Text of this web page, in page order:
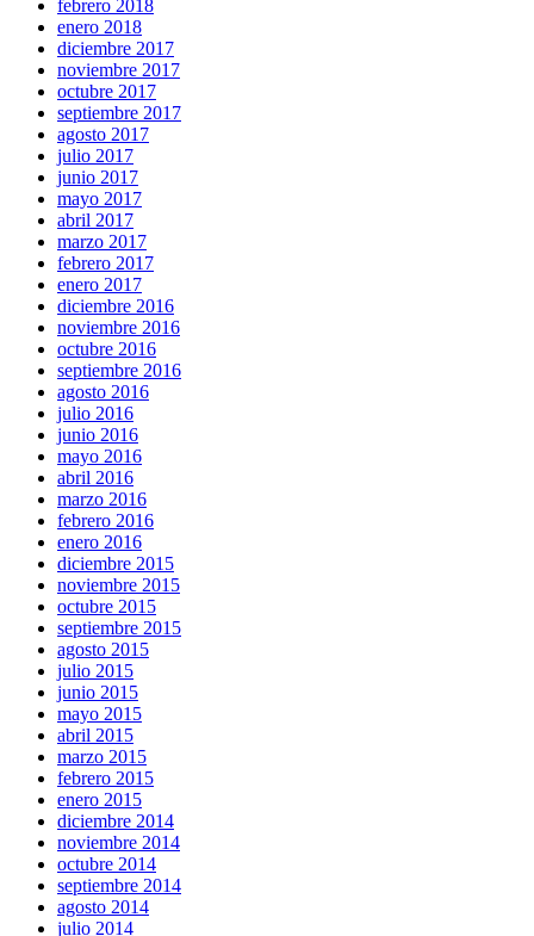
febrero 2018
enero 2018
diciembre 2017
noviembre 2017
octubre 2017
septiembre 2017
agosto 2017
julio 2017
junio 2017
mayo 2017
abril 2017
marzo 2017
febrero 2017
enero 2017
diciembre 2016
noviembre 2016
octubre 2016
septiembre 2016
agosto 2016
julio 2016
junio 2016
mayo 2016
abril 2016
marzo 2016
febrero 2016
enero 2016
diciembre 2015
noviembre 2015
octubre 2015
septiembre 2015
agosto 2015
julio 2015
junio 2015
mayo 2015
abril 2015
marzo 2015
febrero 2015
enero 2015
diciembre 2014
noviembre 2014
octubre 2014
septiembre 2014
agosto 2014
julio 2014